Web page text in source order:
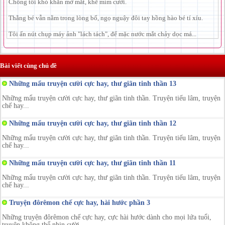
Chồng tôi khó khăn mở mắt, khẽ mỉm cười.
Thằng bé vẫn nằm trong lòng bố, ngọ nguậy đôi tay hồng hào bé tí xíu.
Tôi ấn nút chụp máy ảnh "lách tách", để mặc nước mắt chảy dọc má...
Bài viết cùng chủ đề
Những mẩu truyện cười cực hay, thư giãn tinh thần 13
Những mẩu truyện cười cực hay, thư giãn tinh thần. Truyện tiếu lâm, truyện
chế hay...
Những mẩu truyện cười cực hay, thư giãn tinh thần 12
Những mẩu truyện cười cực hay, thư giãn tinh thần. Truyện tiếu lâm, truyện
chế hay...
Những mẩu truyện cười cực hay, thư giãn tinh thần 11
Những mẩu truyện cười cực hay, thư giãn tinh thần. Truyện tiếu lâm, truyện
chế hay...
Truyện đôrêmon chế cực hay, hài hước phần 3
Những truyện đôrêmon chế cực hay, cực hài hước dành cho mọi lứa tuổi,